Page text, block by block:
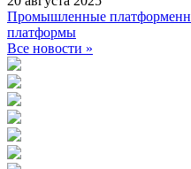
Промышленные
платформы
Все новости »